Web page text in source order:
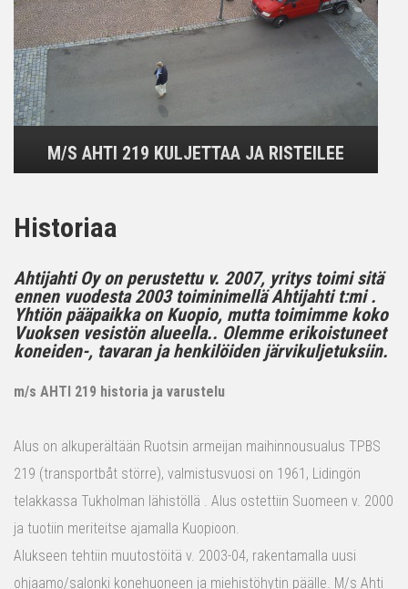
M/S AHTI 219 KULJETTAA JA RISTEILEE
Historiaa
Ahtijahti Oy on perustettu v. 2007, yritys toimi sitä
ennen vuodesta 2003 toiminimellä Ahtijahti t:mi .
Yhtiön pääpaikka on Kuopio, mutta toimimme koko
Vuoksen vesistön alueella.. Olemme erikoistuneet
koneiden-, tavaran ja henkilöiden järvikuljetuksiin.
m/s AHTI 219 historia ja varustelu
Alus on alkuperältään Ruotsin armeijan maihinnousualus TPBS
219 (transportbåt större), valmistusvuosi on 1961, Lidingön
telakkassa Tukholman lähistöllä . Alus ostettiin Suomeen v. 2000
ja tuotiin meriteitse ajamalla Kuopioon.
Alukseen tehtiin muutostöitä v. 2003-04, rakentamalla uusi
ohjaamo/salonki konehuoneen ja miehistöhytin päälle. M/s Ahti